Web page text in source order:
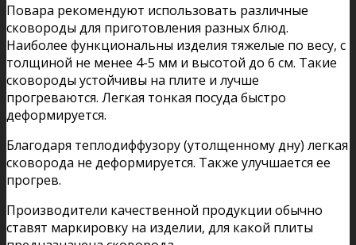
Повара рекомендуют использовать различные
сковороды для приготовления разных блюд.
Наиболее функциональны изделия тяжелые по весу, с
толщиной не менее 4-5 мм и высотой до 6 см. Такие
сковороды устойчивы на плите и лучше
прогреваются. Легкая тонкая посуда быстро
деформируется.
Благодаря теплодиффузору (утолщенному дну) легкая
сковорода не деформируется. Также улучшается ее
прогрев.
Производители качественной продукции обычно
ставят маркировку на изделии, для какой плиты